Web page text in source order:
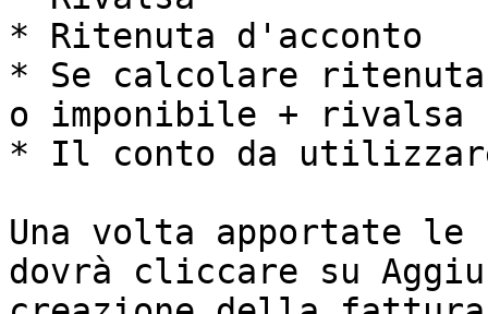
* Ritenuta d'acconto
* Se calcolare
o imponibile + rivalsa
* Il conto da
Una volta apportate le
dovrà cliccare su